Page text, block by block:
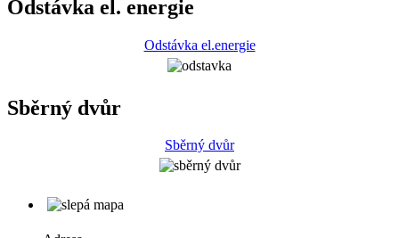
Odstávka el. energie
Odstávka el.energie
Sběrný dvůr
Sběrný dvůr